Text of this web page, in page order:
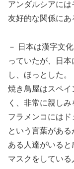
アンダルシアに
友好的な関係にあ
－ 日本は漢字文
っていたが、日
し、ほっとした。
焼き鳥屋はスペイ
く、非常に親しみ
フラメンコにはド
という言葉があ
ある人達がいると
マスクをしてい